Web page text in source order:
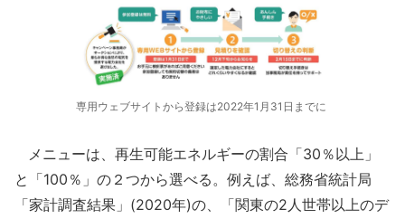
専用ウェブサイトから登録は2022年1月31日までに
メニューは、再生可能エネルギーの割合「30％以上」
と「100％」の２つから選べる。例えば、総務省統計局
「家計調査結果」(2020年)の、「関東の2人世帯以上のデ